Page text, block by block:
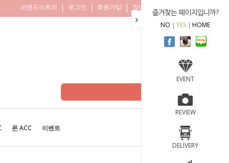
즐겨찾는 페이지입니까?
NO YES HOME
EVENT
REVIEW
DELIVERY
브랜드스토리 로그인 회원가입 장바구니
폰 ACC 이벤트